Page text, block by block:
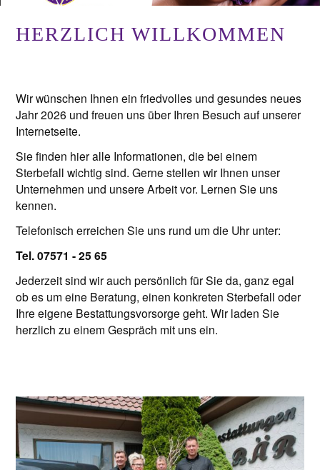
HERZLICH WILLKOMMEN
Wir wünschen Ihnen ein friedvolles und gesundes neues
Jahr 2026 und freuen uns über Ihren Besuch auf unserer
Internetseite.
Sie finden hier alle Informationen, die bei einem
Sterbefall wichtig sind. Gerne stellen wir Ihnen unser
Unternehmen und unsere Arbeit vor. Lernen Sie uns
kennen.
Telefonisch erreichen Sie uns rund um die Uhr unter:
Tel. 07571 - 25 65
Jederzeit sind wir auch persönlich für Sie da, ganz egal
ob es um eine Beratung, einen konkreten Sterbefall oder
Ihre eigene Bestattungsvorsorge geht. Wir laden Sie
herzlich zu einem Gespräch mit uns ein.